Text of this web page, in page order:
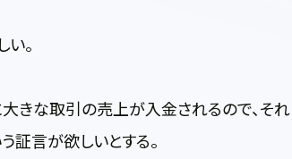
。
大きな取引の売上が入金されるので、そ
証言が欲しいとする。